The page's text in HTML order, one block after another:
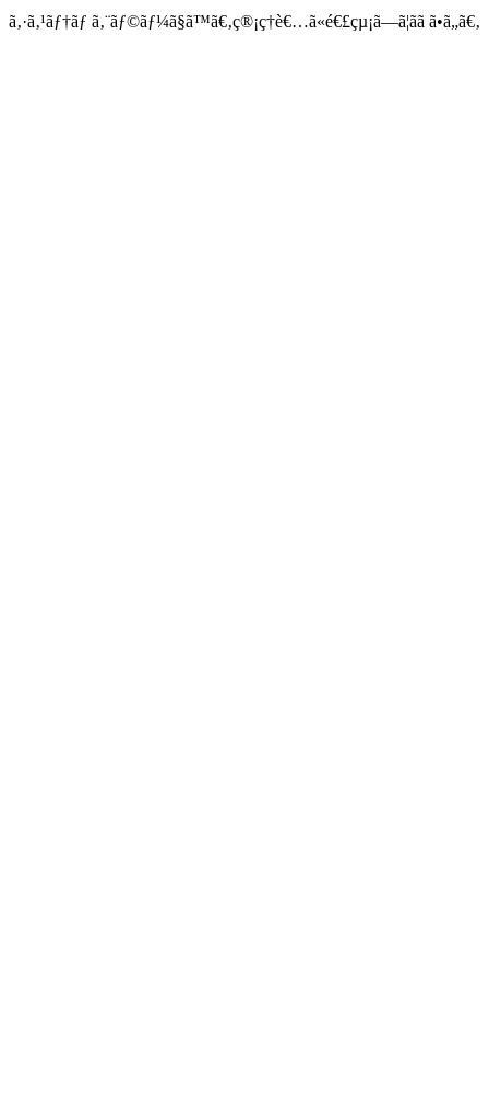
ã‚·ã‚¹ãƒ†ãƒ ã‚¨ãƒ©ãƒ¼ã§ã™ã€‚ç®¡ç†è€…ã«é€£çµ¡ã—ã¦ãã ã•ã„ã€‚